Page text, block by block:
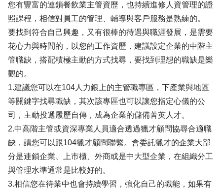
您有豐富的連鎖餐飲業主管資歷，也持續進修人資管理的證
照課程，相信對員工的管理、輔導與客戶服務是熟練的。
要找到符合自己興趣，又有很棒的待遇與職涯發展，是需要
花心力與時間的，以您的工作資歷，建議設定企業的中階主
管職缺，搭配積極主動的方式找尋，要找到理想的職缺是樂
觀的。
1.建議您可以在104人力銀上的主管職專區，下產業與地區
等關鍵字找尋職缺，其次該專區也可以讓您指定心儀的公
司，主動投遞履歷自傳，成為企業的儲備菁英人才。
2.中高階主管或資深專業人員適合透過獵才顧問協尋合適職
缺，請您可以跟104獵才顧問聯繫。會委託獵才的企業大部
分是連鎖企業、上市櫃、外商或是中大型企業，在組織分工
與管理水準通常是比較好的。
3.相信您在待業中也會持續學習，強化自己的職能，如果有